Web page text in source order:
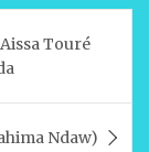
Touré
Ndaw)